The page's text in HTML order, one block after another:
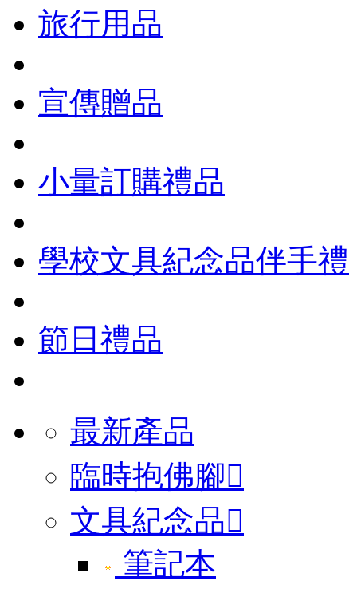
旅行用品
宣傳贈品
小量訂購禮品
學校文具紀念品伴手禮
節日禮品
最新產品
臨時抱佛腳
文具紀念品
筆記本